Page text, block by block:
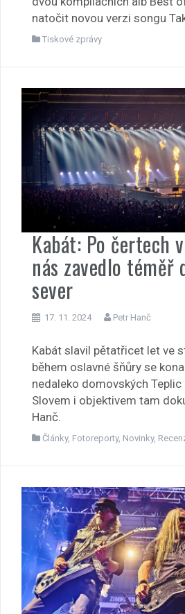
natočit novou verzi songu
Tiskové zprávy
Kabát: Po čertech
nás zavedlo téměř
sever
17. 11. 2024 Petr Hanč
Kabát slavil pětatřicet let ve
během oslavné šňůry se
nedaleko domovských Teplic
Slovem i objektivem tam
Hanč.
Články, Fotoreporty, Novinky,